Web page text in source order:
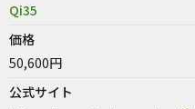
Qi35
価格
50,600円
公式サイト